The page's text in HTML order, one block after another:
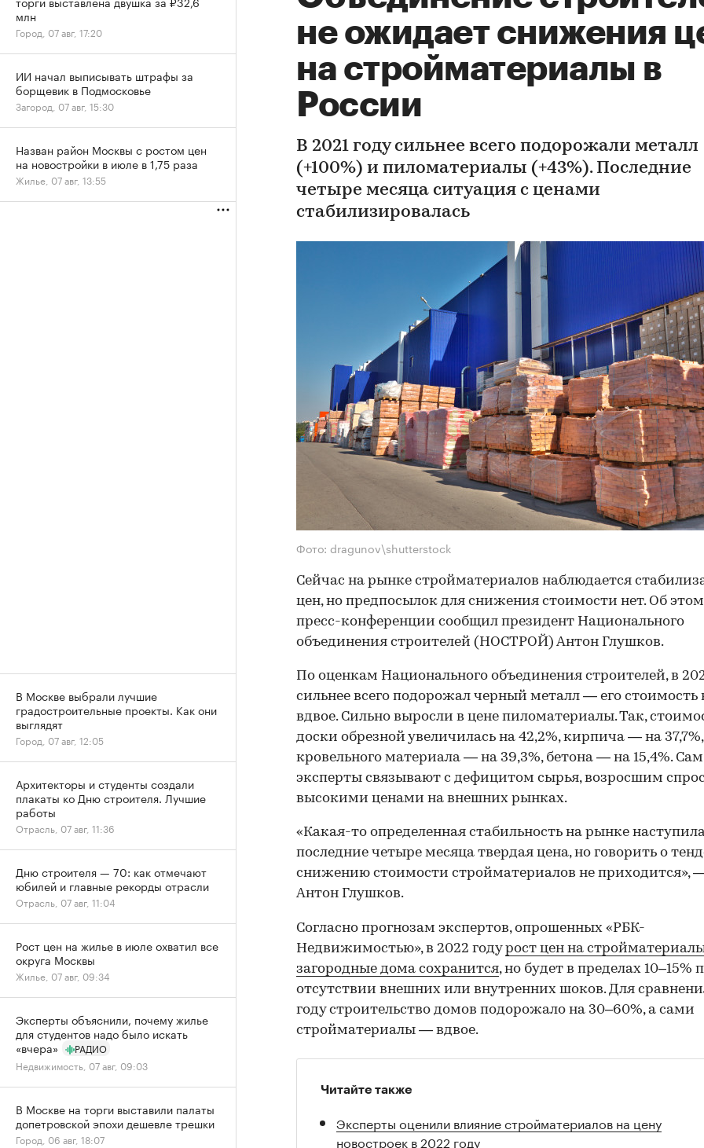
не ожидает снижения
на стройматериалы в
России
В 2021 году сильнее всего подорожали металл
(+100%) и пиломатериалы (+43%). Последние
четыре месяца ситуация с ценами
стабилизировалась
Фото: dragunov\shutterstock
Сейчас на рынке стройматериалов наблюдается
цен, но предпосылок для снижения стоимости нет. Об
пресс-конференции сообщил президент Национального
объединения строителей (НОСТРОЙ) Антон Глушков.
По оценкам Национального объединения строителей, в
сильнее всего подорожал черный металл — его стоимость
вдвое. Сильно выросли в цене пиломатериалы. Так,
доски обрезной увеличилась на 42,2%, кирпича — на 37,7%,
кровельного материала — на 39,3%, бетона — на 15,4%.
эксперты связывают с дефицитом сырья, возросшим
высокими ценами на внешних рынках.
«Какая-то определенная стабильность на рынке
последние четыре месяца твердая цена, но говорить о
снижению стоимости стройматериалов не приходится»,
Антон Глушков.
Согласно прогнозам экспертов, опрошенных «РБК-
Недвижимостью», в 2022 годурост цен на
загородные дома сохранится, но будет в пределах 10–15%
отсутствии внешних или внутренних шоков. Для
году строительство домов подорожало на 30–60%, а сами
стройматериалы — вдвое.
Читайте также
Эксперты оценили влияние стройматериалов на цену
новостроек в 2022 году
млн
Город, 07 авг, 17:20
ИИ начал выписывать штрафы за
борщевик в Подмосковье
Загород, 07 авг, 15:30
Назван район Москвы с ростом цен
на новостройки в июле в 1,75 раза
Жилье, 07 авг, 13:55
В Москве выбрали лучшие
градостроительные проекты. Как они
выглядят
Город, 07 авг, 12:05
Архитекторы и студенты создали
плакаты ко Дню строителя. Лучшие
работы
Отрасль, 07 авг, 11:36
Дню строителя — 70: как отмечают
юбилей и главные рекорды отрасли
Отрасль, 07 авг, 11:04
Рост цен на жилье в июле охватил все
округа Москвы
Жилье, 07 авг, 09:34
Эксперты объяснили, почему жилье
для студентов надо было искать
«вчера»
РАДИО
Недвижимость, 07 авг, 09:03
В Москве на торги выставили палаты
допетровской эпохи дешевле трешки
Город, 06 авг, 18:07